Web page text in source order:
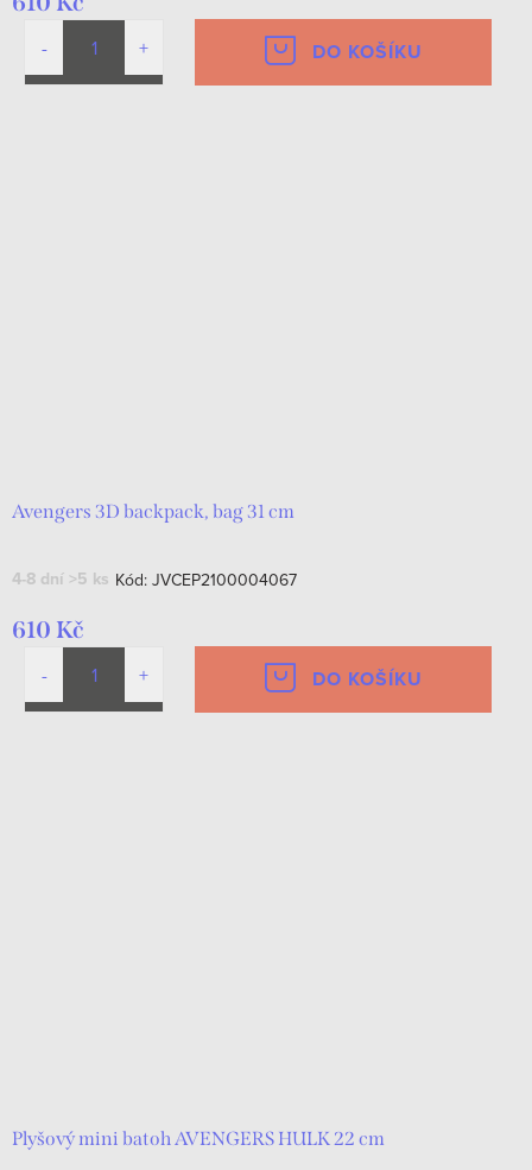
DO KOŠÍKU
Avengers 3D backpack, bag 31 cm
4-8 dní >5 ks Kód: JVCEP2100004067
610 Kč
DO KOŠÍKU
Plyšový mini batoh AVENGERS HULK 22 cm